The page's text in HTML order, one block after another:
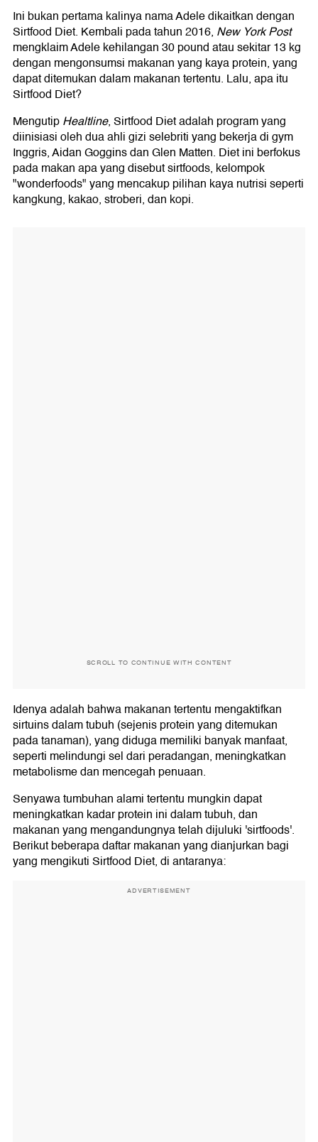
Ini bukan pertama kalinya nama Adele dikaitkan dengan
Sirtfood Diet. Kembali pada tahun 2016, New York Post
mengklaim Adele kehilangan 30 pound atau sekitar 13 kg
dengan mengonsumsi makanan yang kaya protein, yang
dapat ditemukan dalam makanan tertentu. Lalu, apa itu
Sirtfood Diet?
MengutipHealtline, Sirtfood Diet adalah program yang
diinisiasi oleh dua ahli gizi selebriti yang bekerja di gym
Inggris, Aidan Goggins dan Glen Matten. Diet ini berfokus
pada makan apa yang disebut sirtfoods, kelompok
"wonderfoods" yang mencakup pilihan kaya nutrisi seperti
kangkung, kakao, stroberi, dan kopi.
SCROLL TO CONTINUE WITH CONTENT
Idenya adalah bahwa makanan tertentu mengaktifkan
sirtuins dalam tubuh (sejenis protein yang ditemukan
pada tanaman), yang diduga memiliki banyak manfaat,
seperti melindungi sel dari peradangan, meningkatkan
metabolisme dan mencegah penuaan.
Senyawa tumbuhan alami tertentu mungkin dapat
meningkatkan kadar protein ini dalam tubuh, dan
makanan yang mengandungnya telah dijuluki 'sirtfoods'.
Berikut beberapa daftar makanan yang dianjurkan bagi
yang mengikuti Sirtfood Diet, di antaranya:
ADVERTISEMENT